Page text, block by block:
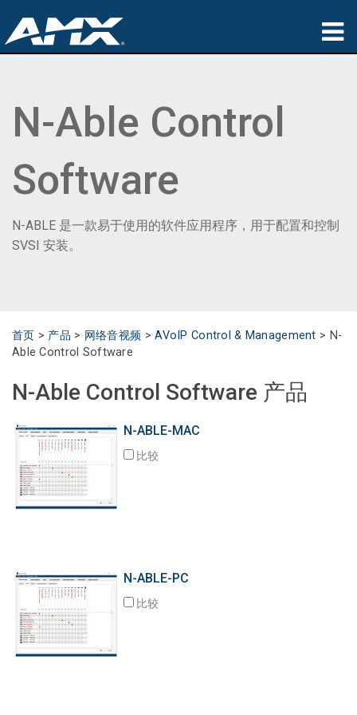
应用领域
哪里购买
培训
N-Able Control
Software
N-ABLE 是一款易于使用的软件应用程序，用于配置和控制
SVSI 安装。
首页 > 产品 > 网络音视频 >AVoIP Control & Management > N-
Able Control Software
N-Able Control Software 产品
N-ABLE-MAC
比较
N-ABLE-PC
比较